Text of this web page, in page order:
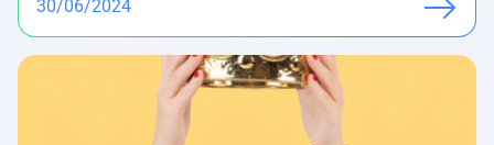
30/06/2024